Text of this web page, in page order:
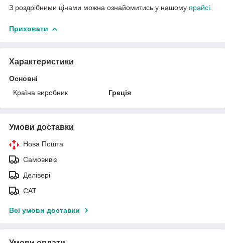
З роздрібними цінами можна ознайомитись у нашому прайсі
Приховати
Характеристики
Основні
Країна виробник
Греція
Умови доставки
Нова Пошта
Самовивіз
Делівері
САТ
Всі умови доставки